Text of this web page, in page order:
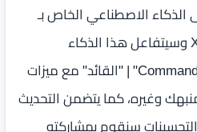
الاصطناعي الخاص بـ
Xiaomi المعروف ب Xiao AI وسيتفاعل هذا الذكاء
الاصطناعي معك باسم "Commander" | "القائد" مع ميزات
وغيره، كما يتضمن التحديث
سنقوم بمشاركته